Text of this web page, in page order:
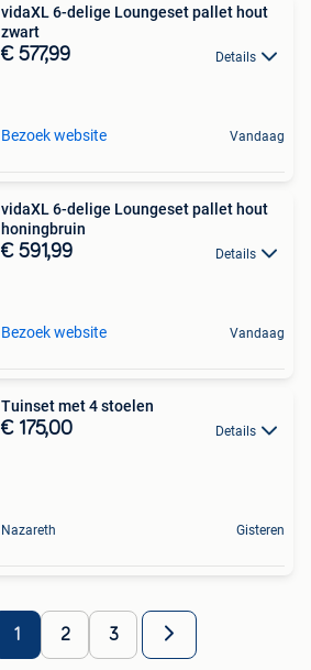
vidaXL 6-delige Loungeset pallet hout
zwart
€ 577,99 Details
Bezoek website Vandaag
vidaXL 6-delige Loungeset pallet hout
honingbruin
€ 591,99 Details
Bezoek website Vandaag
Tuinset met 4 stoelen
€ 175,00 Details
Nazareth Gisteren
1 2 3